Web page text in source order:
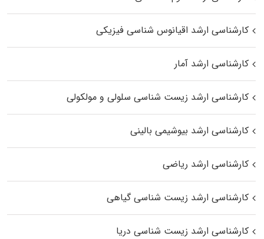
کارشناسی ارشد اقیانوس‌ شناسی فیزیکی
کارشناسی ارشد آمار
کارشناسی ارشد زیست شناسی سلولی و مولکولی
کارشناسی ارشد بیوشیمی بالینی
کارشناسی ارشد ریاضی
کارشناسی ارشد زیست‌ شناسی گیاهی
کارشناسی ارشد زیست‌ شناسی دریا